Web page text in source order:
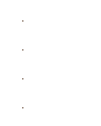
・
・
・
・